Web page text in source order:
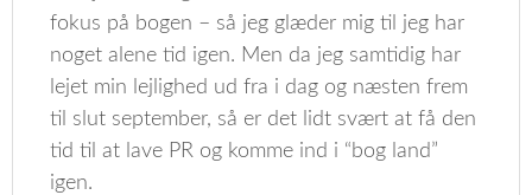
fokus på bogen – så jeg glæder mig til jeg har
noget alene tid igen. Men da jeg samtidig har
lejet min lejlighed ud fra i dag og næsten frem
til slut september, så er det lidt svært at få den
tid til at lave PR og komme ind i “bog land”
igen.